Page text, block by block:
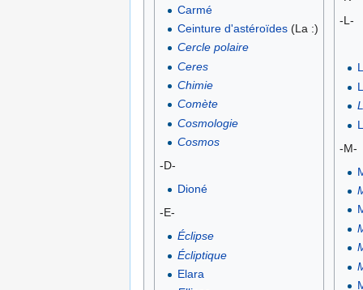
Carmé
Ceinture d'astéroïdes(La :)
Cercle polaire
Ceres
Chimie
Comète
Cosmologie
Cosmos
-D-
Dioné
-E-
Éclipse
Écliptique
Elara
-L-
-M-